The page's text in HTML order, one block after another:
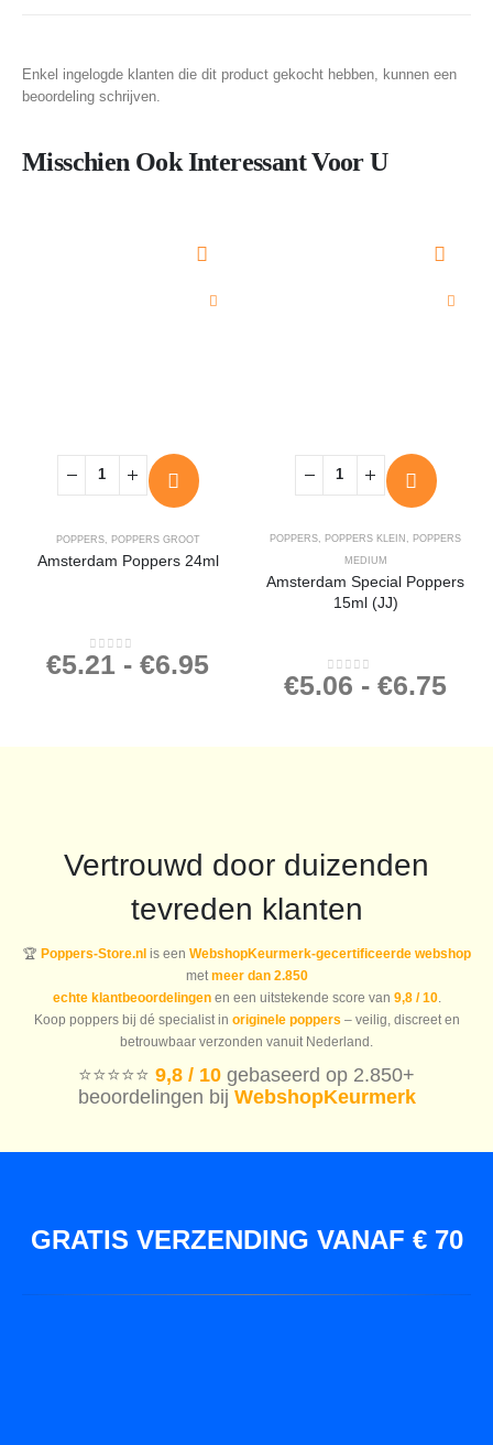
Enkel ingelogde klanten die dit product gekocht hebben, kunnen een
beoordeling schrijven.
Misschien Ook Interessant Voor U
POPPERS, POPPERS GROOT
Amsterdam Poppers 24ml
0out of 5
€5.21 - €6.95
POPPERS POPPERS KLEIN
POPPERS
MEDIUM
Amsterdam Special Poppers
15ml (JJ)
0out of 5
€5.06 - €6.75
Vertrouwd door duizenden
tevreden klanten
🏆 Poppers-Store.nlis een WebshopKeurmerk-gecertificeerde webshop
met meer dan 2.850
echte klantbeoordelingenen een uitstekende score van 9,8 / 10.
Koop poppers bij dé specialist in originele poppers – veilig, discreet en
betrouwbaar verzonden vanuit Nederland.
⭐️⭐️⭐️⭐️⭐️ 9,8 / 10 gebaseerd op 2.850+
beoordelingen bij WebshopKeurmerk
GRATIS VERZENDING VANAF € 70